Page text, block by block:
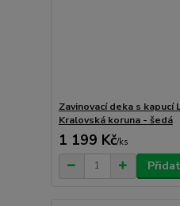
Zavinovací deka s
Kralovská koruna - šedá
1 199 Kč/ks